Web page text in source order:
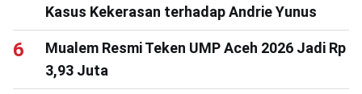
Kasus Kekerasan terhadap Andrie Yunus
Mualem Resmi Teken UMP Aceh 2026 Jadi Rp
3,93 Juta